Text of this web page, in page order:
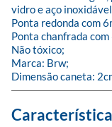
vidro e aço
Ponta redonda com
Ponta chanfrada
Não tóxico;
Marca: Brw;
Dimensão caneta: